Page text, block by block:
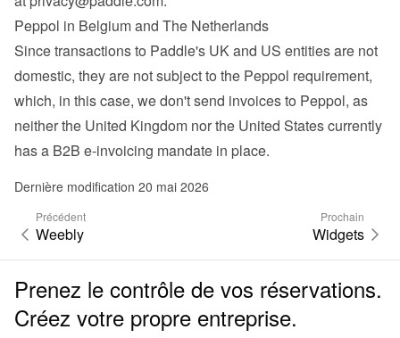
Peppol in Belgium and The Netherlands
Since transactions to Paddle's UK and US entities are not
domestic, they are not subject to the Peppol requirement,
which, in this case, we don't send invoices to Peppol, as
neither the United Kingdom nor the United States currently
has a B2B e-invoicing mandate in place.
Dernière modification 20 mai 2026
Précédent
Weebly
Prochain
Widgets
Prenez le contrôle de vos réservations.
Créez votre propre entreprise.